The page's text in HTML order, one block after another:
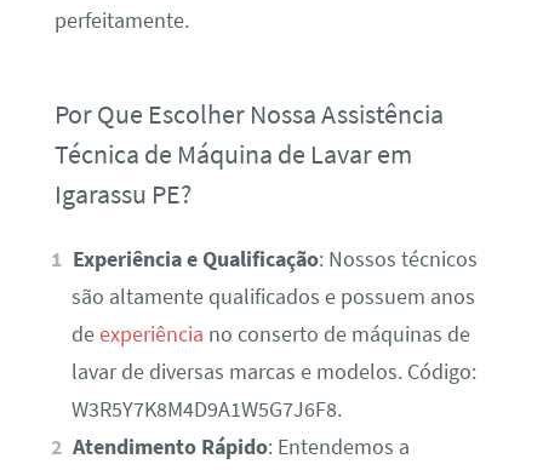
perfeitamente.
Por Que Escolher Nossa Assistência
Técnica de Máquina de Lavar em
Igarassu PE?
Experiência e Qualificação: Nossos técnicos
são altamente qualificados e possuem anos
deexperiência no conserto de máquinas de
lavar de diversas marcas e modelos. Código:
W3R5Y7K8M4D9A1W5G7J6F8.
Atendimento Rápido: Entendemos a